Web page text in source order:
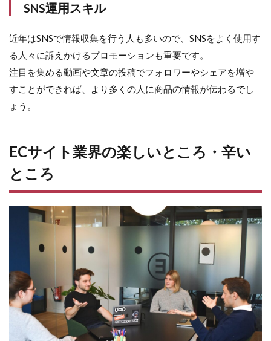
SNS運用スキル
近年はSNSで情報収集を行う人も多いので、SNSをよく使用す
る人々に訴えかけるプロモーションも重要です。
注目を集める動画や文章の投稿でフォロワーやシェアを増や
すことができれば、より多くの人に商品の情報が伝わるでし
ょう。
ECサイト業界の楽しいところ・辛い
ところ